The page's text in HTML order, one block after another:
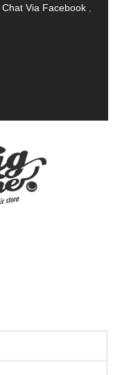
Chat Via Facebook